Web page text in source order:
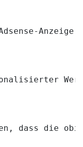
dass die